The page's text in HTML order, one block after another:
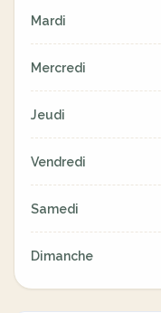
Mardi
Mercredi
Jeudi
Vendredi
Samedi
Dimanche